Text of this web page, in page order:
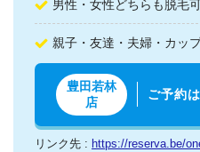
男性・女性どちらも脱毛可
親子・友達・夫婦・カッ
豊田若林
店
ご予約
リンク先 : https://reserva.be/